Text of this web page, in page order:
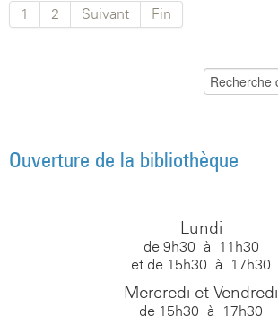
1 2 Suivant Fin
Ouverture de la bibliothèque
Lundi
de 9h30 à 11h30
et de 15h30 à 17h30
Mercredi et Vendredi
de 15h30 à 17h30